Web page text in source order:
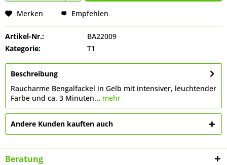
Merken Empfehlen
Artikel-Nr.:
BA22009
Kategorie:
T1
Beschreibung
Raucharme Bengalfackel in Gelb mit intensiver, leuchtender
Farbe und ca. 3 Minuten... mehr
Andere Kunden kauften auch
Beratung